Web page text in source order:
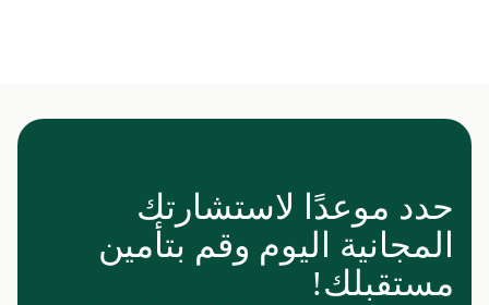
حدد موعدًا لاستشارتك
المجانية اليوم وقم بتأمين
مستقبلك!